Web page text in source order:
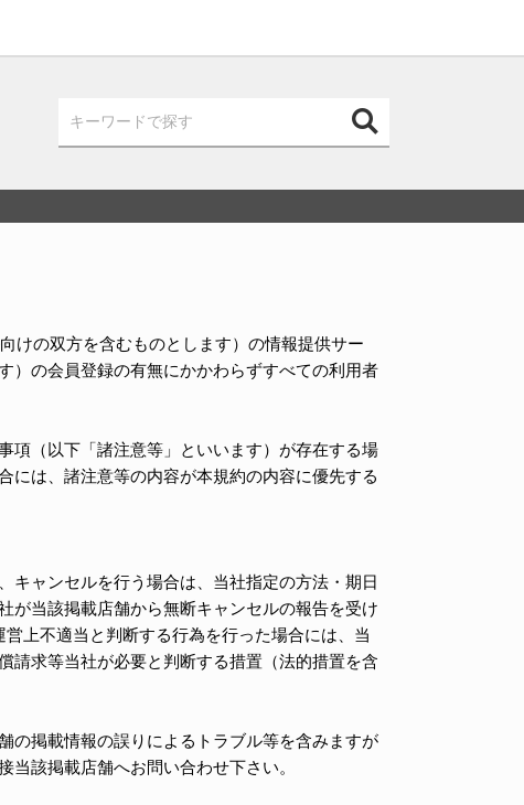
けの双方を含むものとします）の情報提供サー
）の会員登録の有無にかかわらずすべての利用者
項（以下「諸注意等」といいます）が存在する場
には、諸注意等の内容が本規約の内容に優先する
キャンセルを行う場合は、当社指定の方法・期日
が当該掲載店舗から無断キャンセルの報告を受け
上不適当と判断する行為を行った場合には、当
請求等当社が必要と判断する措置（法的措置を含
の掲載情報の誤りによるトラブル等を含みますが
該掲載店舗へお問い合わせ下さい。